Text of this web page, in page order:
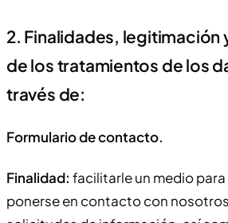
2. Finalidades, legitimación
de los tratamientos de los
través de:
Formulario de contacto.
Finalidad: facilitarle un medio
ponerse en contacto con